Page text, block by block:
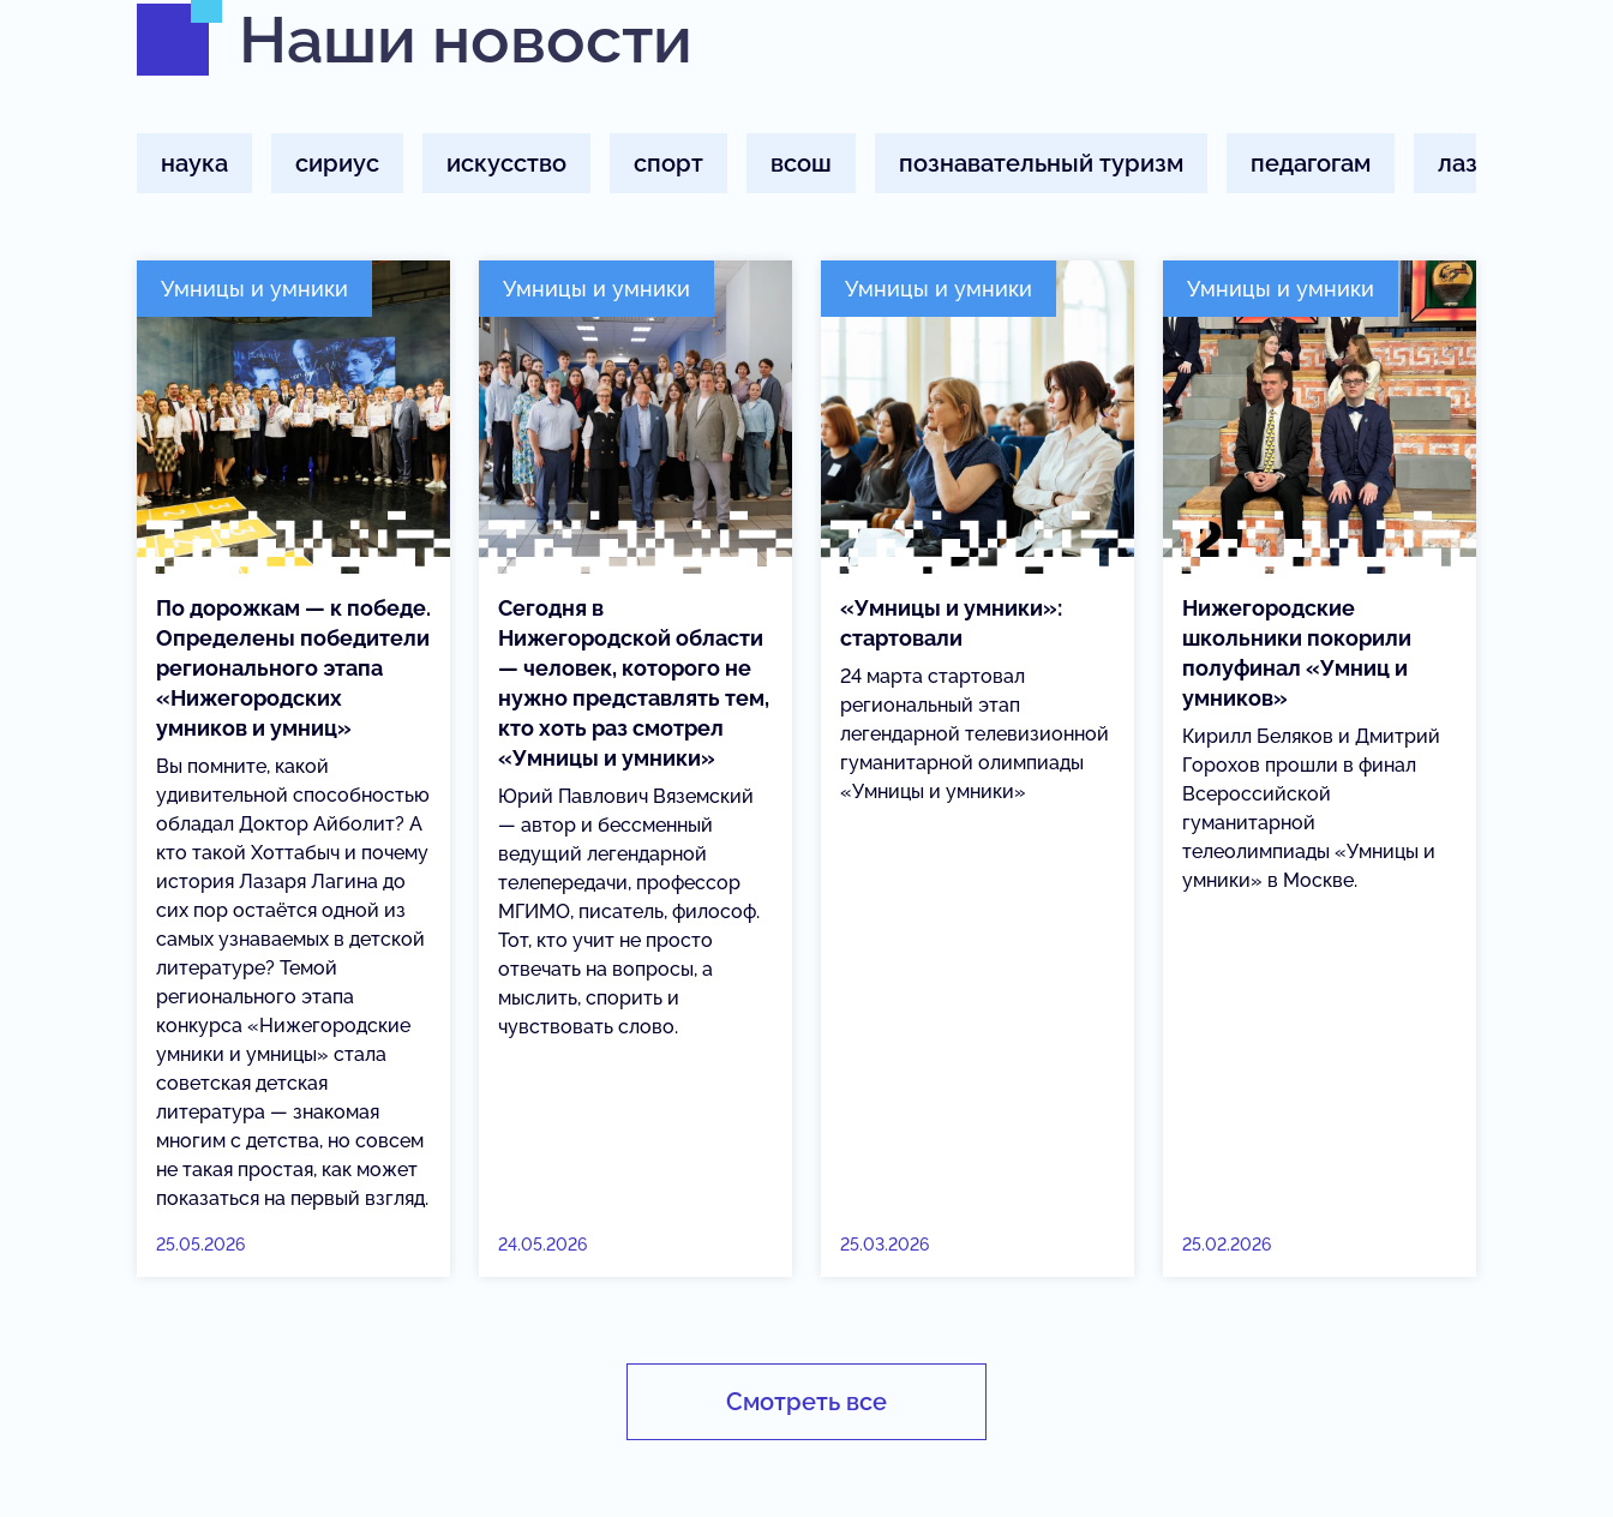
Наши новости
наука сириус искусство спорт всош познавательный туризм педагогам лазурный
Умницы и умники
По дорожкам — к победе.
Определены победители
регионального этапа
«Нижегородских
умников и умниц»
Вы помните, какой
удивительной способностью
обладал Доктор Айболит? А
кто такой Хоттабыч и почему
история Лазаря Лагина до
сих пор остаётся одной из
самых узнаваемых в детской
литературе? Темой
регионального этапа
конкурса «Нижегородские
умники и умницы» стала
советская детская
литература — знакомая
многим с детства, но совсем
не такая простая, как может
показаться на первый взгляд.
25.05.2026
Умницы и умники
Сегодня в
Нижегородской области
— человек, которого не
нужно представлять тем,
кто хоть раз смотрел
«Умницы и умники»
Юрий Павлович Вяземский
— автор и бессменный
ведущий легендарной
телепередачи, профессор
МГИМО, писатель, философ.
Тот, кто учит не просто
отвечать на вопросы, а
мыслить, спорить и
чувствовать слово.
24.05.2026
Умницы и умники
«Умницы и умники»:
стартовали
24 марта стартовал
региональный этап
легендарной телевизионной
гуманитарной олимпиады
«Умницы и умники»
25.03.2026
Умницы и умники
Нижегородские
школьники покорили
полуфинал «Умниц и
умников»
Кирилл Беляков и Дмитрий
Горохов прошли в финал
Всероссийской
гуманитарной
телеолимпиады «Умницы и
умники» в Москве.
25.02.2026
Смотреть все